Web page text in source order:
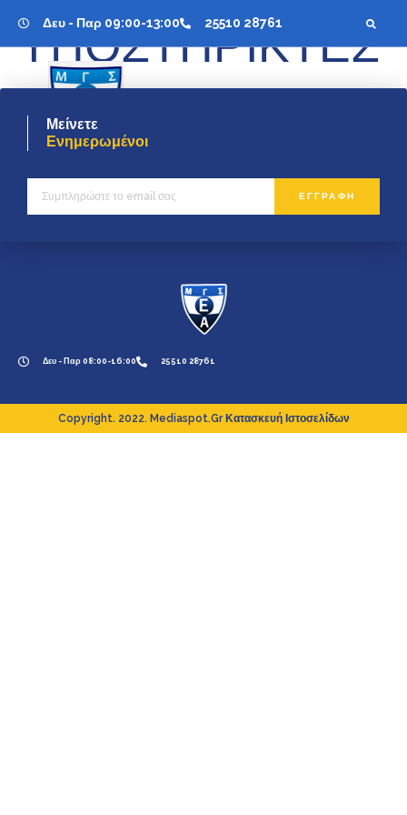
Δευ - Παρ 09:00-13:00 25510 28761
ΥΠΟΣΤΗΡΙΚΤΕΣ
Μείνετε
Ενημερωμένοι
ΕΓΓΡΑΦΗ
Δευ - Παρ 08:00-16:00 25510 28761
Copyright. 2022. Mediaspot.gr Κατασκευή Ιστοσελίδων